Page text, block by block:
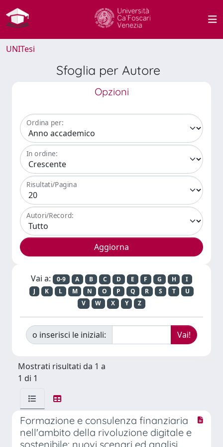
UNITesi
Sfoglia per Autore
Opzioni
Ordina per:
In ordine:
Risultati/Pagina
Autori/Record:
Vai a: 0-9 A B C D E F G H
I
J
K L M N O P Q R S T
U
V
W X Y Z
o inserisci le iniziali:
Mostrati risultati da 1 a
1 di 1
Formazione e consulenza finanziaria
nell'ambito della rivoluzione digitale e
sostenibile: nuovi scenari ed analisi